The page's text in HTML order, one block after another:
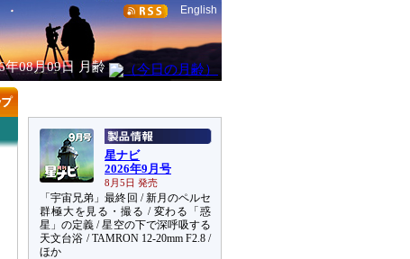
English
年08月09日 月齢
星ナビ
2026年9月号
8月5日 発売
「宇宙兄弟」最終回 / 新月のペルセ
群極大を見る・撮る / 変わる「惑
星」の定義 / 星空の下で深呼吸する
天文台浴 / TAMRON 12-20mm F2.8 /
ほか